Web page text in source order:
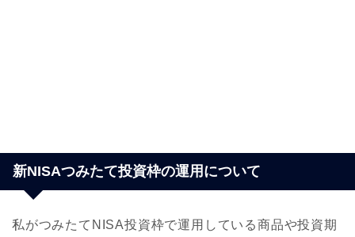
新NISAつみたて投資枠の運用について
私がつみたてNISA投資枠で運用している商品や投資期